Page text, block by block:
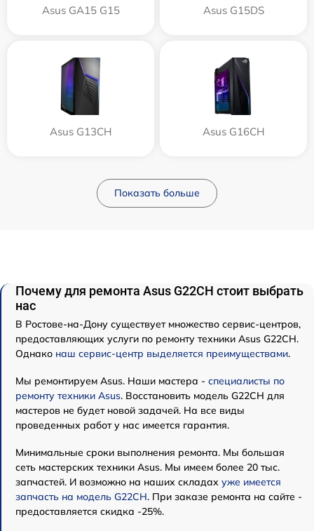
Asus GA15 G15 Asus G15DS
Asus G13CH Asus G16CH
Показать больше
Почему для ремонта Asus G22CH стоит выбрать
нас
В Ростове-на-Дону существует множество сервис-центров,
предоставляющих услуги по ремонту техники Asus G22CH.
Однако наш сервис-центр выделяется преимуществами.
Мы ремонтируем Asus. Наши мастера - специалисты по
ремонту техники Asus. Восстановить модель G22CH для
мастеров не будет новой задачей. На все виды
проведенных работ у нас имеется гарантия.
Минимальные сроки выполнения ремонта. Мы большая
сеть мастерских техники Asus. Мы имеем более 20 тыс.
запчастей. И возможно на наших складах уже имеется
запчасть на модель G22CH. При заказе ремонта на сайте -
предоставляется скидка -25%.